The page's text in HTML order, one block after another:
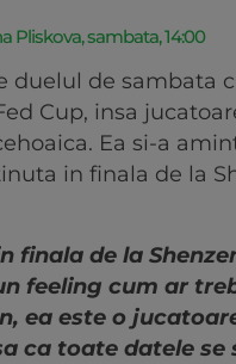
Pliskova, sambata, 14:00
duelul de sambata
Cup, insa
Ea si-a
in finala de la
finala de la
feeling cum ar
ea este o
ca toate datele se